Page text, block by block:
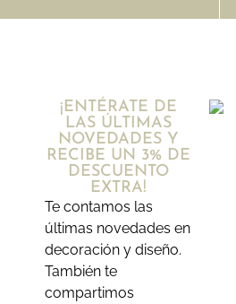
¡ENTÉRATE DE
LAS ÚLTIMAS
NOVEDADES Y
RECIBE UN 3% DE
DESCUENTO
EXTRA!
Te contamos las
últimas novedades en
decoración y diseño.
También te
compartimos